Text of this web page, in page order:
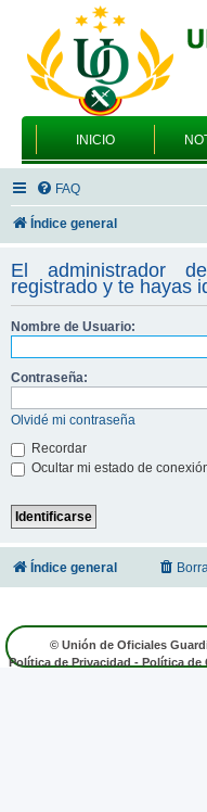
INICIO
FAQ
Índice general
El administrador
registrado y te hayas
Nombre de Usuario:
Contraseña:
Olvidé mi contraseña
Recordar
Ocultar mi estado de
Índice general
© Unión de Oficiales
Política de Privacidad - Política de